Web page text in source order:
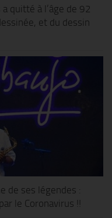
quitté à l’âge de 92
et du dessin
de ses légendes :
le Coronavirus !!